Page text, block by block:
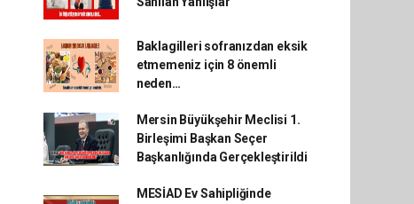
Baklagilleri sofranızdan eksik
etmemeniz için 8 önemli
neden…
Mersin Büyükşehir Meclisi 1.
Birleşimi Başkan Seçer
Başkanlığında Gerçekleştirildi
MESİAD Ev Sahipliğinde